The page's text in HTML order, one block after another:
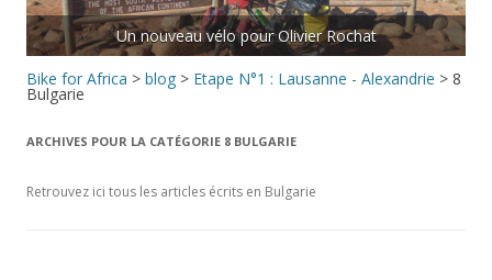
Rejoins le peloton.
Bike for Africa > blog > Etape N°1 : Lausanne - Alexandrie > 8
Bulgarie
ARCHIVES POUR LA CATÉGORIE 8 BULGARIE
Retrouvez ici tous les articles écrits en Bulgarie